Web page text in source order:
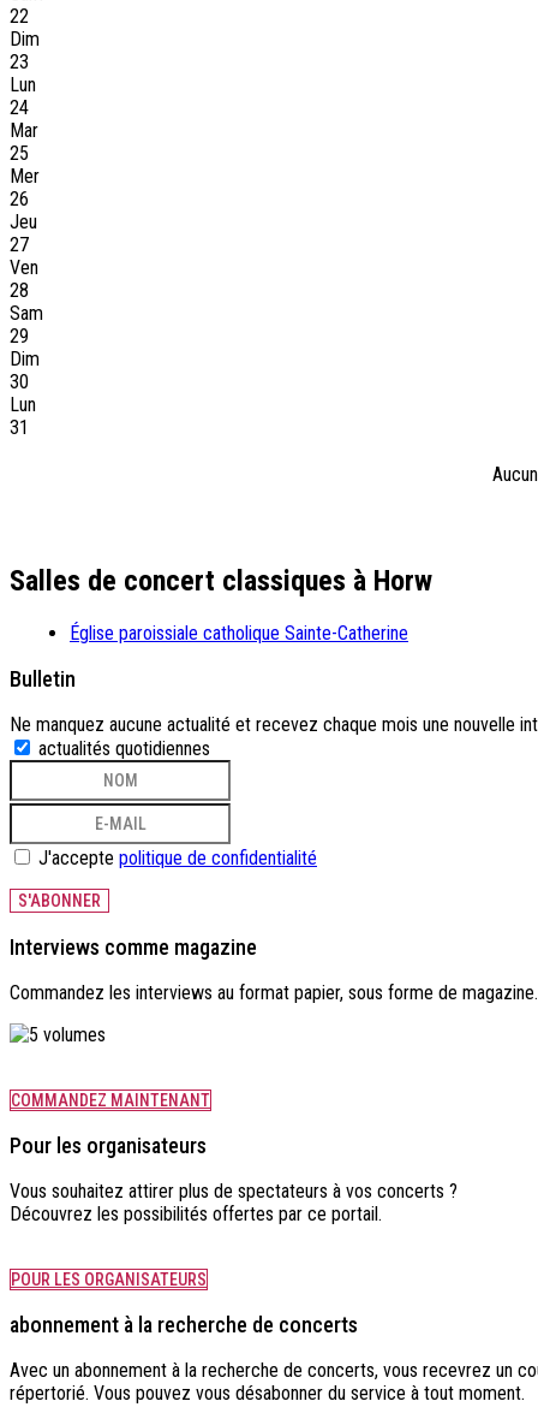
22
Dim
23
Lun
24
Mar
25
Mer
26
Jeu
27
Ven
28
Sam
29
Dim
30
Lun
31
Salles de concert classiques à Horw
Église paroissiale catholique Sainte-Catherine
Bulletin
Ne manquez aucune actualité et recevez chaque mois une nouvelle
actualités quotidiennes
J'accepte politique de confidentialité
S'ABONNER
Interviews comme magazine
Commandez les interviews au format papier, sous forme de magazine.
COMMANDEZ MAINTENANT
Pour les organisateurs
Vous souhaitez attirer plus de spectateurs à vos concerts ?
Découvrez les possibilités offertes par ce portail.
POUR LES ORGANISATEURS
abonnement à la recherche de concerts
Avec un abonnement à la recherche de concerts, vous recevrez un
répertorié. Vous pouvez vous désabonner du service à tout moment.